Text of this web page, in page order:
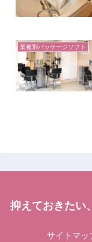
業種別パッケージソフト
抑えておきたい
サイトマッ